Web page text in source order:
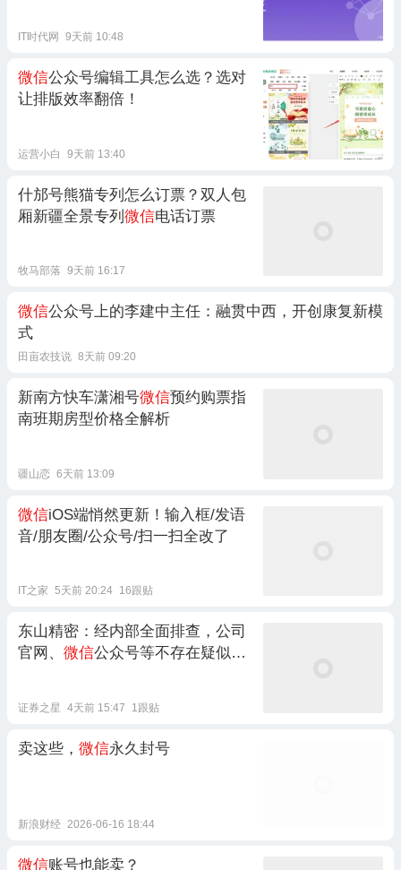
IT时代网 9天前 10:48
微信公众号编辑工具怎么选？选对
让排版效率翻倍！
运营小白 9天前 13:40
什邡号熊猫专列怎么订票？双人包
厢新疆全景专列 微信电话订票
牧马部落 9天前 16:17
微信公众号上的李建中主任：融贯中西，开创康复新模
式
田亩农技说 8天前 09:20
新南方快车潇湘号微信预约购票指
南班期房型价格全解析
疆山恋 6天前 13:09
微信iOS端悄然更新！输入框/发语
音/朋友圈/公众号/扫一扫全改了
IT之家 5天前 20:24 16跟贴
东山精密：经内部全面排查，公司
官网、 微信公众号等不存在疑似使
证券之星 4天前 15:47 1跟贴
卖这些， 微信永久封号
新浪财经 2026-06-16 18:44
微信账号也能卖？